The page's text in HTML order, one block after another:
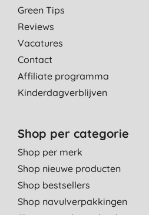
Green Tips
Reviews
Vacatures
Contact
Affiliate programma
Kinderdagverblijven
Shop per categorie
Shop per merk
Shop nieuwe producten
Shop bestsellers
Shop navulverpakkingen